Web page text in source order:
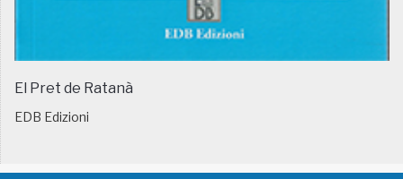
El Pret de Ratanà
EDB Edizioni